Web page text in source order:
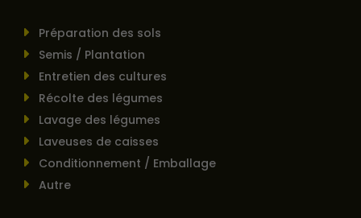
Préparation des sols
Semis / Plantation
Entretien des cultures
Récolte des légumes
Lavage des légumes
Laveuses de caisses
Conditionnement / Emballage
Autre